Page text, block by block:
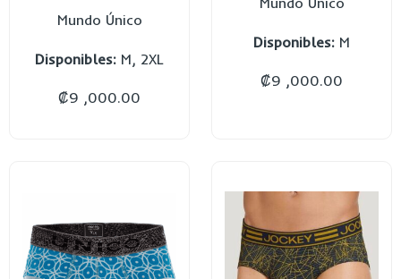
Mundo Único
Disponibles: M, 2XL
₡9 ,000.00
Disponibles: M
₡9 ,000.00